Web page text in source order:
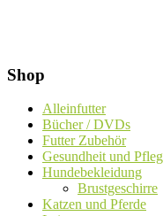
Shop
Alleinfutter
Bücher / DVDs
Futter Zubehör
Gesundheit und
Hundebekleidung
Brustgeschirre
Katzen und Pferde